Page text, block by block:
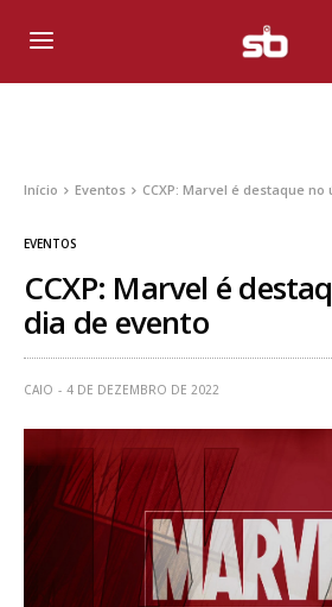
Início Eventos CCXP: Marvel é destaque
EVENTOS
CCXP: Marvel é
dia de evento
CAIO 4 DE DEZEMBRO DE 2022